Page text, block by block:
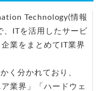
Technology(情報
、ITを活用したサービ
業をまとめてIT業界
く分かれており、
ア業界」「ハードウェ